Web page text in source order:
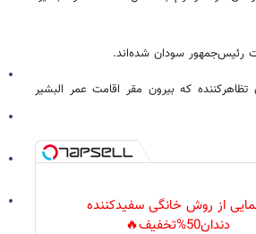
رئیس‌جمهور سودان شده‌اند.
که بیرون مقر اقامت عمر البشیر
از روش خانگی سفیدکننده
دندان50%تخفیف🔥